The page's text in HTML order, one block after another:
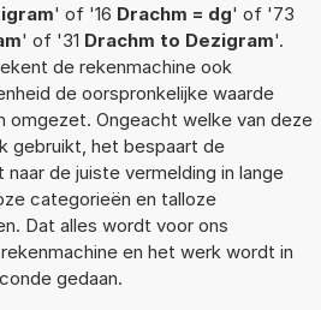
' of '16 Drachm = dg' of '73
' of '31 Drachm to Dezigram'.
de rekenmachine ook
de oorspronkelijke waarde
Ongeacht welke van deze
gebruikt, het bespaart de
de juiste vermelding in lange
categorieën en talloze
Dat alles wordt voor ons
en het werk wordt in
gedaan.